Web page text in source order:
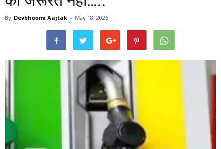
By Devbhoomi Aajtak - May 18, 2026